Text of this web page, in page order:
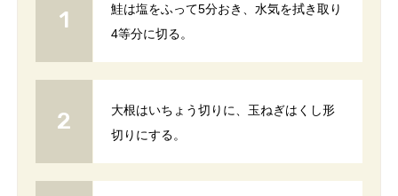
鮭は塩をふって5分おき、水気を拭き取り
4等分に切る。
大根はいちょう切りに、玉ねぎはくし形
切りにする。